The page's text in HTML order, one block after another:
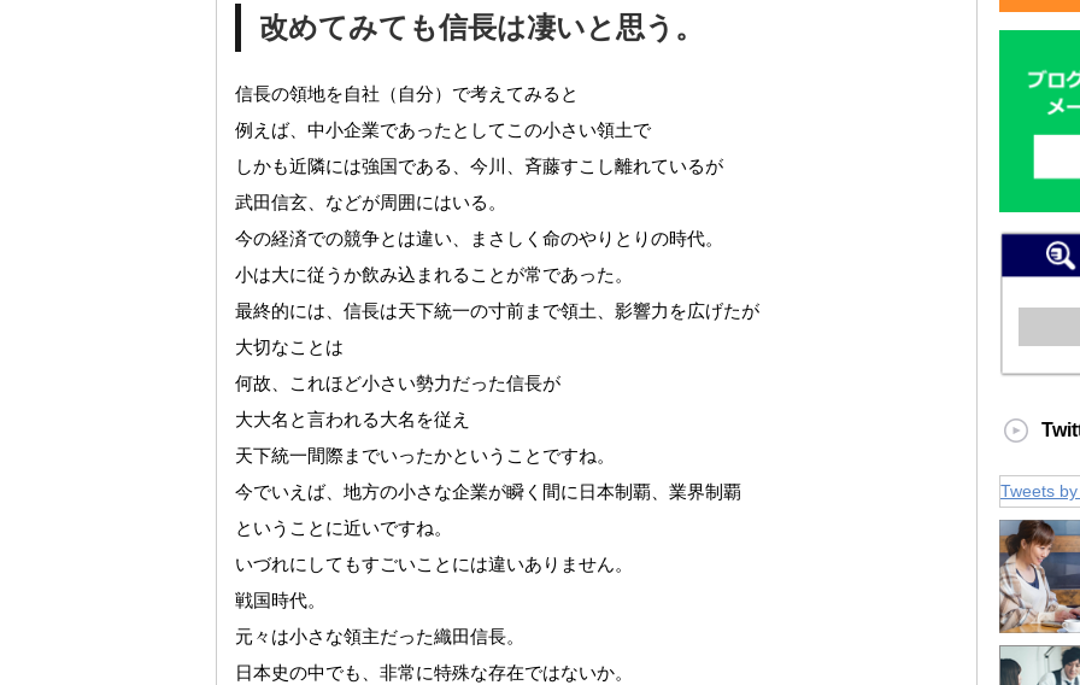
改めてみても信長は凄いと思う。
信長の領地を自社（自分）で考えてみると
例えば、中小企業であったとしてこの小さい領土で
しかも近隣には強国である、今川、斉藤すこし離れているが
武田信玄、などが周囲にはいる。
今の経済での競争とは違い、まさしく命のやりとりの時代。
小は大に従うか飲み込まれることが常であった。
最終的には、信長は天下統一の寸前まで領土、影響力を広げたが
大切なことは
何故、これほど小さい勢力だった信長が
大大名と言われる大名を従え
天下統一間際までいったかということですね。
今でいえば、地方の小さな企業が瞬く間に日本制覇、業界制覇
ということに近いですね。
いづれにしてもすごいことには違いありません。
戦国時代。
元々は小さな領主だった織田信長。
日本史の中でも、非常に特殊な存在ではないか。
Tweets